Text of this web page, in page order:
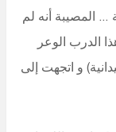
المصيبة أنه لم
الدرب الوعر
و اتجهت إلى